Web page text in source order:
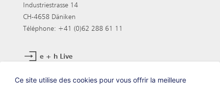
Industriestrasse 14
CH-4658 Däniken
Téléphone: +41 (0)62 288 61 11
e + h Live
Ce site utilise des cookies pour vous offrir la meilleure